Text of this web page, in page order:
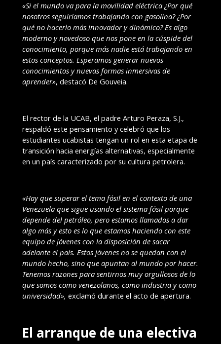
«Si el mundo va para la movilidad eléctrica ¿Por qué
nosotros seguiríamos trabajando con gasolina? ¿Por
qué no hacerlo más innovador y dinámico? Es algo
moderno y novedoso que nos pone en la cúspide del
conocimiento, porque más nadie está trabajando en
estos conceptos. Esperamos generar nuevos
conocimientos y nuevas formas inmersivas de
aprender», destacó De Gouveia.
El rector de la UCAB, el padre Arturo Peraza, S.J.,
respaldó este pensamiento y celebró que los
estudiantes ucabistas tengan un rol en esta etapa de
transición hacia energías alternativas, especialmente
en un país caracterizado por su cultura petrolera.
«Hay que superar el tema fósil en el contexto de una
Venezuela que sigue usando el sistema fósil porque
depende del petróleo, pero estamos llamados a dar
algo más y esto es lo que estamos haciendo con este
equipo de jóvenes con la disposición de sacar
adelante el país. Estos jóvenes no se quedan con el
mundo hecho, sino que apuntan al mundo por hacer.
Tenemos razones para sentirnos muy orgullosos de lo
que somos como venezolanos, como industria y como
universidad», exclamó durante el acto de apertura.
El arranque de una electiva